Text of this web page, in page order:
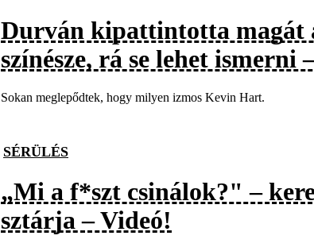
Durván kipattintotta magát
színésze, rá se lehet ismerni
Sokan meglepődtek, hogy milyen izmos Kevin Hart.
SÉRÜLÉS
„Mi a f*szt csinálok?" –
sztárja – Videó!